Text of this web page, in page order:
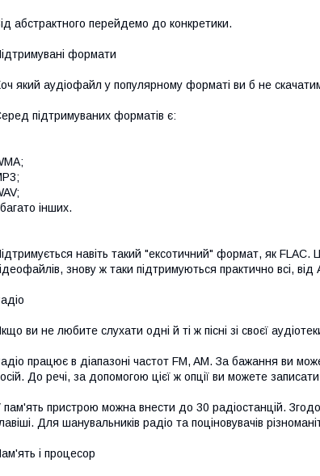
абстрактного перейдемо до конкретики.
формати
який аудіофайл у популярному форматі ви б не
підтримуваних форматів є:
багато інших.
навіть такий "ексотичний" формат, як FLAC.
знову ж таки підтримуються практично всі, від
ви не любите слухати одні й ті ж пісні зі своєї
працює в діапазоні частот FM, AM. За бажання ви
До речі, за допомогою цієї ж опції ви можете
пам'ять пристрою можна внести до 30 радіостанцій.
Для шанувальників радіо та поціновувачів
і процесор